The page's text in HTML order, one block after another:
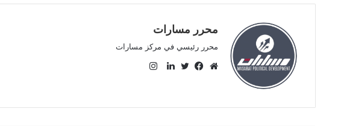
محرر مسارات
محرر رئيسي في مركز مسارات
ق
س ي
ن
ت